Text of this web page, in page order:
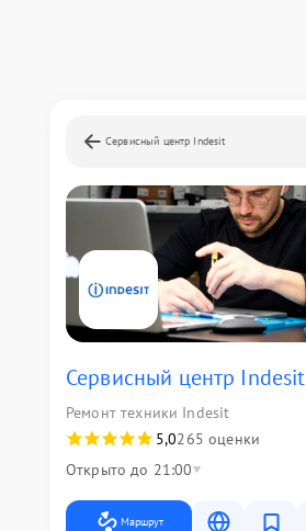
Сервисный центр Indesit
Сервисный центр Indesit
Ремонт техники Indesit
5,0265 оценки
Открыто до 21:00
Маршрут